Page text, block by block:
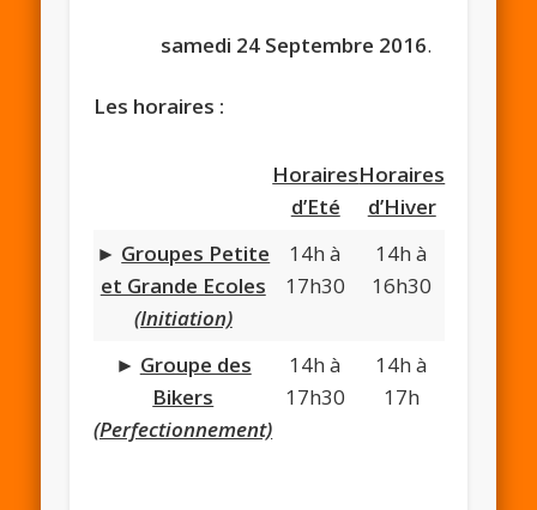
samedi 24 Septembre 2016.
Les horaires :
Horaires
d’Eté
Horaires
d’Hiver
► Groupes Petite
et Grande Ecoles
(Initiation)
14h à
17h30
14h à
16h30
► Groupe des
Bikers
(Perfectionnement)
14h à
17h30
14h à
17h